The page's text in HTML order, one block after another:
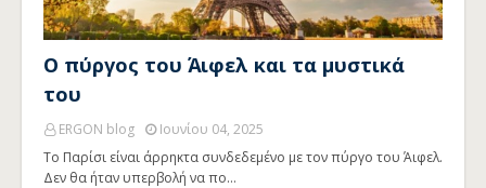
Ο πύργος του Άιφελ και τα μυστικά
του
ERGON blog
Ιουνίου 04, 2025
Το Παρίσι είναι άρρηκτα συνδεδεμένο με τον πύργο του Άιφελ.
Δεν θα ήταν υπερβολή να πο…